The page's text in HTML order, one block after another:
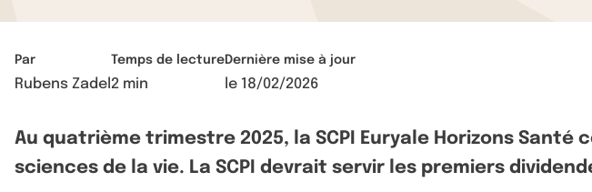
Par
Rubens Zadel
Temps de lecture
2 min
Dernière mise à jour
le 18/02/2026
Au quatrième trimestre 2025, la SCPI Euryale Horizons
sciences de la vie. La SCPI devrait servir les premiers